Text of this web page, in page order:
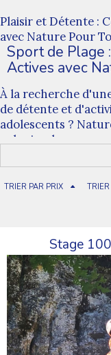
Plaisir et Détente :
avec Nature Pour
Sport de Plage
Actives avec
À la recherche
de détente et
adolescents ?
colonies de
principale de sport
au bord de l'océan.
Sport de Plage :
Cette année, nos
exceptionnelle de
auront
d'activités, du
jeux de plage
Adapté à Tous les
Nos colonies de
tous les âges, des
activités de sport
TRIER PAR PRIX
Stage